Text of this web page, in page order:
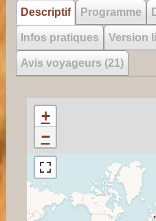
Descriptif Programme
Infos pratiques Version
Avis voyageurs (21)
+
−